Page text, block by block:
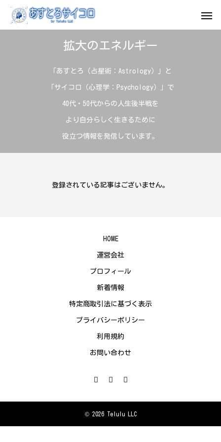
拡大のエネルギー
「あすとろ（占星術：Astrology）」と
「サイコロ（心理学：Psychology）」で
40代・50代からの人生後半戦を
より自分らしく生きるために
役立つ情報を発信しています。
登録されている記事はございません。
HOME
運営会社
プロフィール
新着情報
特定商取引法に基づく表示
プライバシーポリシー
利用規約
お問い合わせ
© 2026 Telulu LLC